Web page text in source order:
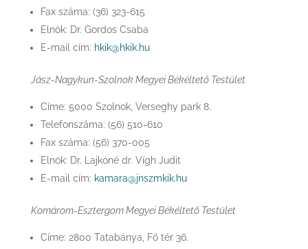
Fax száma: (36) 323-615
Elnök: Dr. Gordos Csaba
E-mail cím: hkik@hkik.hu
Jász-Nagykun-Szolnok Megyei Békéltető Testület
Címe: 5000 Szolnok, Verseghy park 8.
Telefonszáma: (56) 510-610
Fax száma: (56) 370-005
Elnök: Dr. Lajkóné dr. Vígh Judit
E-mail cím: kamara@jnszmkik.hu
Komárom-Esztergom Megyei Békéltető Testület
Címe: 2800 Tatabánya, Fő tér 36.